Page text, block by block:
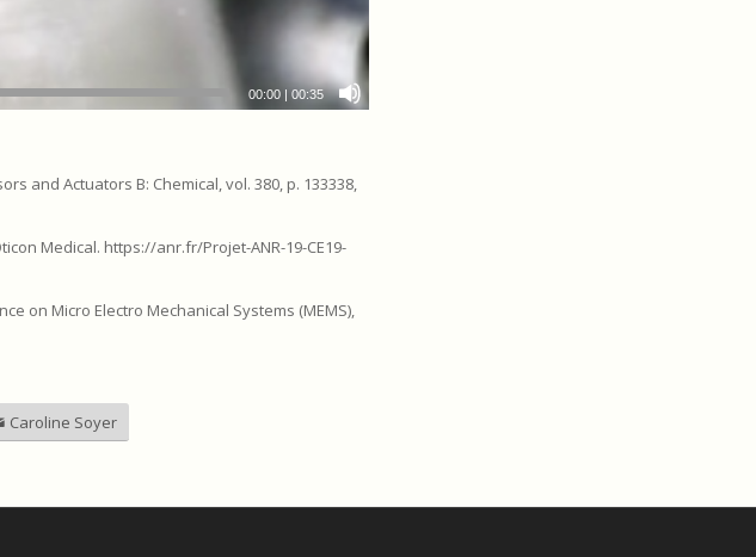
00:00| 00:35
and Actuators B: Chemical, vol. 380, p. 133338,
Medical. https://anr.fr/Projet-ANR-19-CE19-
on Micro Electro Mechanical Systems (MEMS),
Caroline Soyer